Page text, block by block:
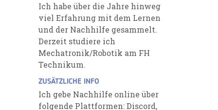
Ich habe über die Jahre hinweg
viel Erfahrung mit dem Lernen
und der Nachhilfe gesammelt.
Derzeit studiere ich
Mechatronik/Robotik am FH
Technikum.
ZUSÄTZLICHE INFO
Ich gebe Nachhilfe online über
folgende Plattformen: Discord,